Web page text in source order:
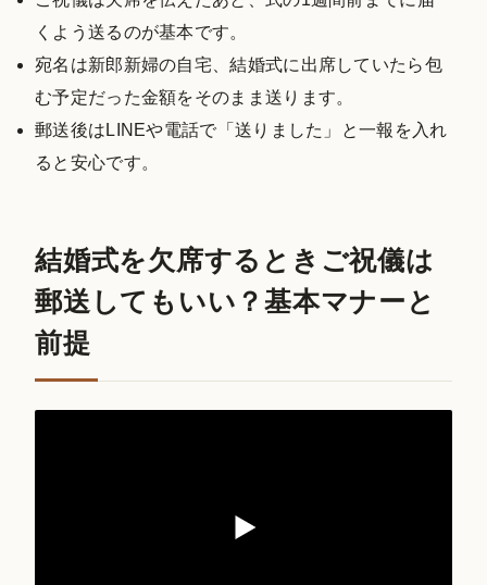
くよう送るのが基本です。
宛名は新郎新婦の自宅、結婚式に出席していたら包
む予定だった金額をそのまま送ります。
郵送後はLINEや電話で「送りました」と一報を入れ
ると安心です。
結婚式を欠席するときご祝儀は
郵送してもいい？基本マナーと
前提